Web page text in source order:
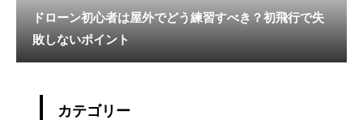
ドローン初心者は屋外でどう練習すべき？初飛行で失
敗しないポイント
カテゴリー